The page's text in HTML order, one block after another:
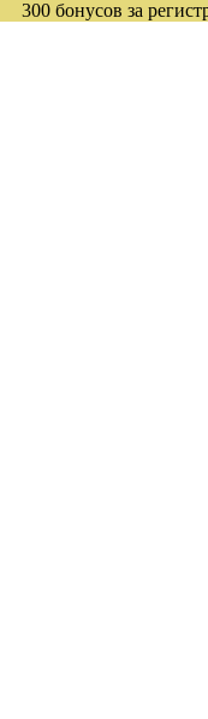
300 бонусов за